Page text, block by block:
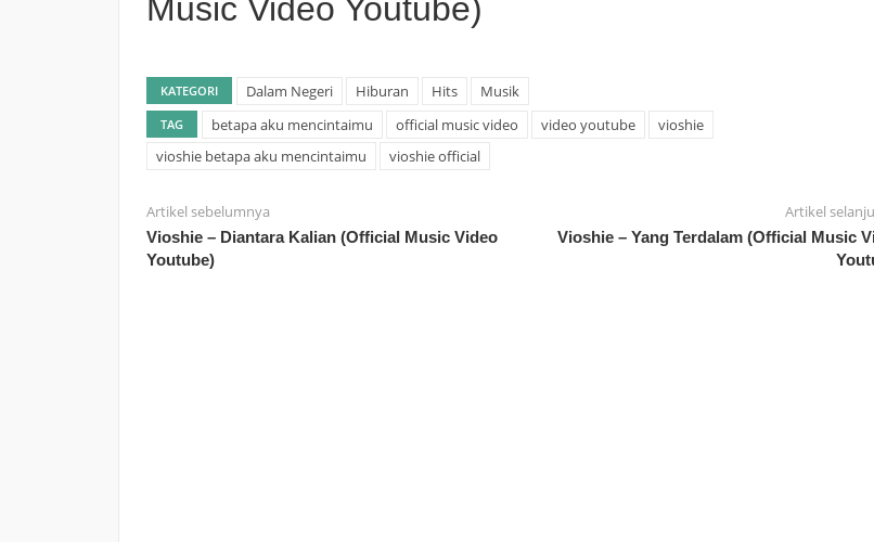
Music Video Youtube)
KATEGORI Dalam Negeri Hiburan Hits Musik
TAG betapa aku mencintaimu official music video video youtube
vioshie
vioshie betapa aku mencintaimu
vioshie official
Artikel sebelumnya
Vioshie – Diantara Kalian (Official Music Video
Youtube)
Artikel
Vioshie – Yang Terdalam (Official Music